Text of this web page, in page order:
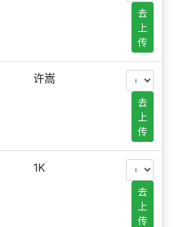
去
上
传
许嵩
去
上
传
1K
去
上
传